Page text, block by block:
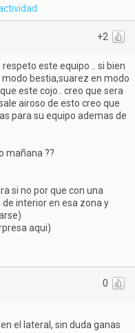
+2
este equipo .. si bien
bestia,suarez en modo
este cojo.. creo que sera
airoso de esto creo que
para su equipo ademas de
mañana ??
si no por que con una
interior en esa zona y
aqui)
0
el lateral, sin duda ganas